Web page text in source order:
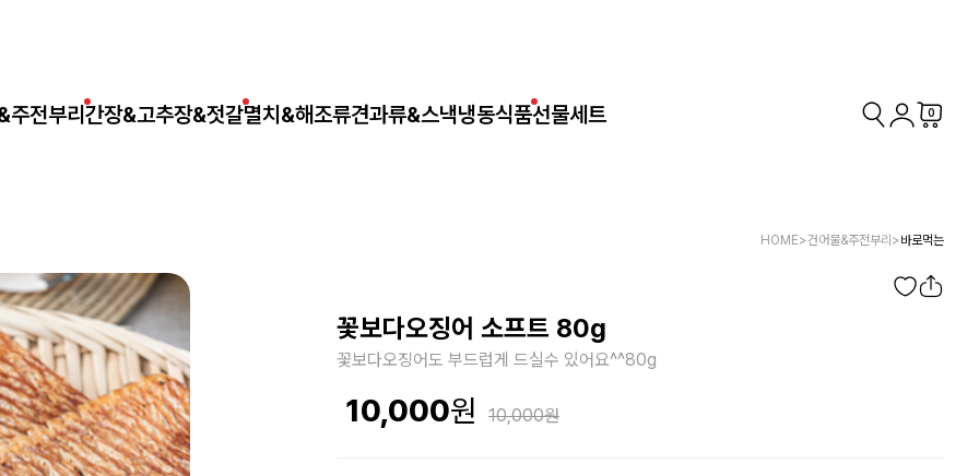
주전부리 간장&고추장&젓갈멸치&해조류견과류&스낵냉동식품선물세트 0
HOME>건어물&주전부리 >바로먹는
꽃보다오징어 소프트 80g
꽃보다오징어도 부드럽게 드실수 있어요^^80g
10,000 10,000